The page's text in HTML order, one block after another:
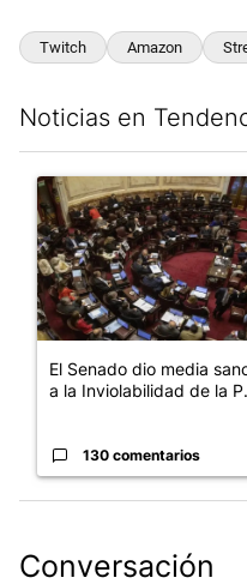
Twitch Amazon
Noticias en
Un artículo de tendencia
El Senado dio media
a la Inviolabilidad de la
130 comentarios
Conversación